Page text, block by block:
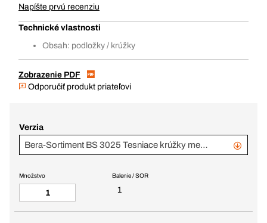
Napíšte prvú recenziu
Technické vlastnosti
Obsah: podložky / krúžky
Zobrazenie PDF
Odporučiť produkt priateľovi
Verzia
Bera-Sortiment BS 3025 Tesniace krúžky medené vyplňovacie bez azbestu
Balenie / SOR
1
Množstvo